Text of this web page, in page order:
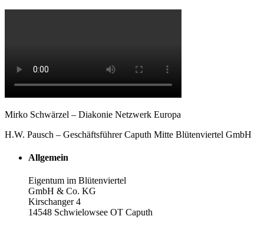
Mirko Schwärzel – Diakonie Netzwerk Europa
H.W. Pausch – Geschäftsführer Caputh Mitte Blütenviertel GmbH
Allgemein
Eigentum im Blütenviertel
GmbH & Co. KG
Kirschanger 4
14548 Schwielowsee OT Caputh